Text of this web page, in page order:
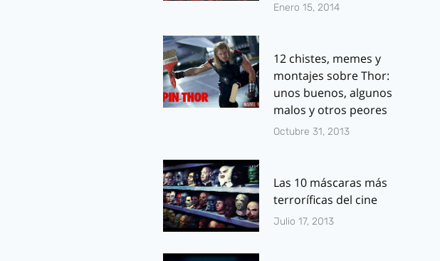
Enero 15, 2014
12 chistes, memes y
montajes sobre Thor:
unos buenos, algunos
malos y otros peores
Octubre 31, 2013
Las 10 máscaras más
terroríficas del cine
Julio 17, 2013